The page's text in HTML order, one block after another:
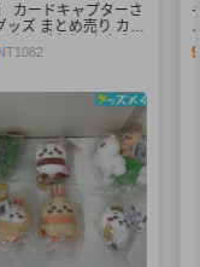
カードキャプターさ
ッズ まとめ売り カー
ターズ 初版 木之本